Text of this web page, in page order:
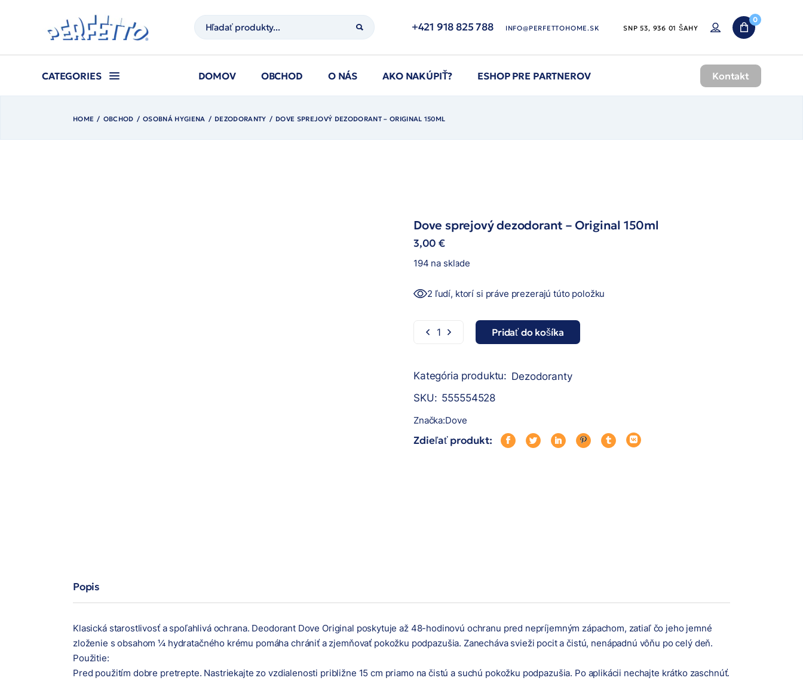
Hľadať
+421 918 825 788 INFO@PERFETTOHOME.SK SNP 53, 936 01 ŠAHY
0
CATEGORIES DOMOV OBCHOD O NÁS AKO NAKÚPIŤ? ESHOP PRE PARTNEROV Kontakt
HOME OBCHOD OSOBNÁ HYGIENA DEZODORANTY DOVE SPREJOVÝ DEZODORANT – ORIGINAL 150ML
Dove sprejový dezodorant – Original 150ml
3,00€
194 na sklade
2 ľudí, ktorí si práve prezerajú túto položku
Dove sprejový dezodorant - Original 150ml množstvo
Pridať do košíka
Kategória produktu: Dezodoranty
SKU: 555554528
Značka:Dove
Zdieľať produkt:
Popis
Klasická starostlivosť a spoľahlivá ochrana. Deodorant Dove Original poskytuje až 48-hodinovú ochranu pred nepríjemným zápachom, zatiaľ čo jeho jemné
zloženie s obsahom ¼ hydratačného krému pomáha chrániť a zjemňovať pokožku podpazušia. Zanecháva svieži pocit a čistú, nenápadnú vôňu po celý deň.
Použitie:
Pred použitím dobre pretrepte. Nastriekajte zo vzdialenosti približne 15 cm priamo na čistú a suchú pokožku podpazušia. Po aplikácii nechajte krátko zaschnúť.